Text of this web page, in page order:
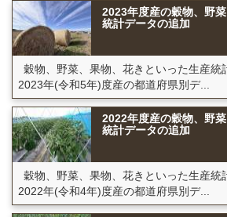
2023年度産の穀物、野
統計データの追加
穀物、野菜、果物、花きといった生産統
2023年(令和5年)度産の都道府県別デ...
2022年度産の穀物、野
統計データの追加
穀物、野菜、果物、花きといった生産統
2022年(令和4年)度産の都道府県別デ...